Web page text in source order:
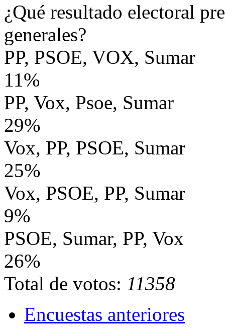
¿Qué resultado electoral
generales?
PP, PSOE, VOX, Sumar
11%
PP, Vox, Psoe, Sumar
29%
Vox, PP, PSOE, Sumar
25%
Vox, PSOE, PP, Sumar
9%
PSOE, Sumar, PP, Vox
26%
Total de votos: 11358
Encuestas anteriores